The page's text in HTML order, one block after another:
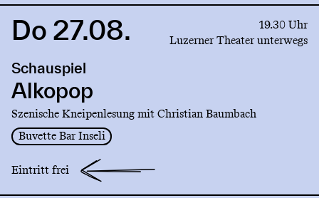
Link
Alkopop
Do 27.08.
19.30 Uhr
Luzerner Theater unterwegs
Schauspiel
Alkopop
Szenische Kneipenlesung mit Christian Baumbach
Buvette Bar Inseli
Eintritt frei